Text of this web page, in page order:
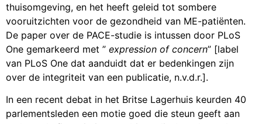
thuisomgeving, en het heeft geleid tot sombere
vooruitzichten voor de gezondheid van ME-patiënten.
De paper over de PACE-studie is intussen door PLoS
One gemarkeerd met ” expression of concern” [label
van PLoS One dat aanduidt dat er bedenkingen zijn
over de integriteit van een publicatie, n.v.d.r.].
In een recent debat in het Britse Lagerhuis keurden 40
parlementsleden een motie goed die steun geeft aan